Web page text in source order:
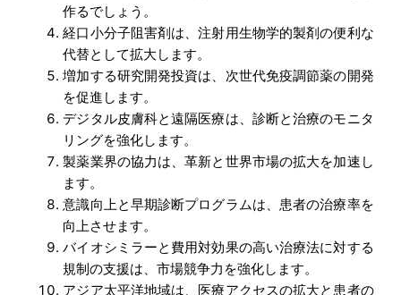
作るでしょう。
経口小分子阻害剤は、注射用生物学的製剤の便利な
代替として拡大します。
増加する研究開発投資は、次世代免疫調節薬の開発
を促進します。
デジタル皮膚科と遠隔医療は、診断と治療のモニタ
リングを強化します。
製薬業界の協力は、革新と世界市場の拡大を加速し
ます。
意識向上と早期診断プログラムは、患者の治療率を
向上させます。
バイオシミラーと費用対効果の高い治療法に対する
規制の支援は、市場競争力を強化します。
アジア太平洋地域は、医療アクセスの拡大と患者の